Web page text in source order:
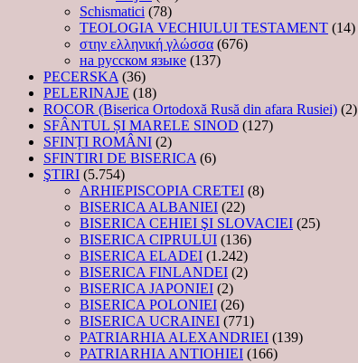
Schismatici (78)
TEOLOGIA VECHIULUI TESTAMENT (14)
στην ελληνική γλώσσα (676)
на русском языке (137)
PECERSKA (36)
PELERINAJE (18)
ROCOR (Biserica Ortodoxă Rusă din afara Rusiei) (2)
SFÂNTUL ȘI MARELE SINOD (127)
SFINȚI ROMÂNI (2)
SFINTIRI DE BISERICA (6)
ŞTIRI (5.754)
ARHIEPISCOPIA CRETEI (8)
BISERICA ALBANIEI (22)
BISERICA CEHIEI ŞI SLOVACIEI (25)
BISERICA CIPRULUI (136)
BISERICA ELADEI (1.242)
BISERICA FINLANDEI (2)
BISERICA JAPONIEI (2)
BISERICA POLONIEI (26)
BISERICA UCRAINEI (771)
PATRIARHIA ALEXANDRIEI (139)
PATRIARHIA ANTIOHIEI (166)